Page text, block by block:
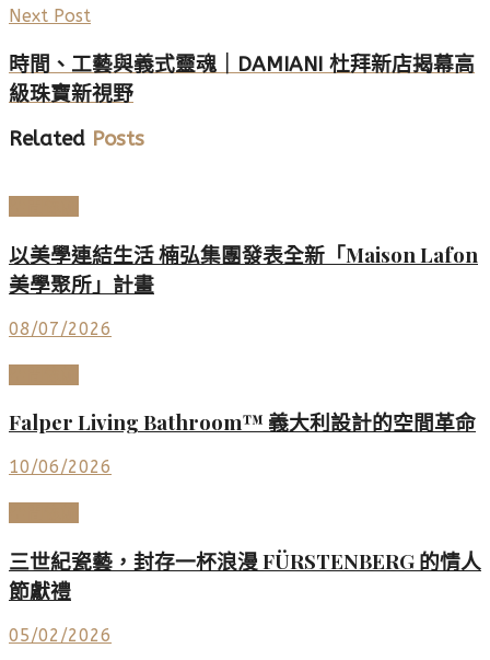
Next Post
時間、工藝與義式靈魂｜DAMIANI 杜拜新店揭幕高
級珠寶新視野
Related Posts
以美學連結生活 楠弘集團發表全新「Maison Lafon
美學聚所」計畫
08/07/2026
Falper Living Bathroom™ 義大利設計的空間革命
10/06/2026
三世紀瓷藝，封存一杯浪漫 FÜRSTENBERG 的情人
節獻禮
05/02/2026